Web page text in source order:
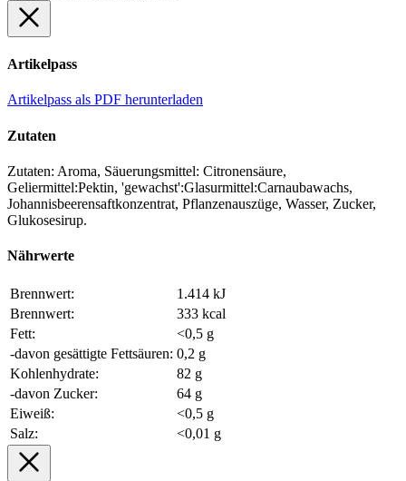
Artikelpass
Artikelpass als PDF herunterladen
Zutaten
Zutaten: Aroma, Säuerungsmittel: Citronensäure,
Geliermittel:Pektin, 'gewachst':Glasurmittel:Carnaubawachs,
Johannisbeerensaftkonzentrat, Pflanzenauszüge, Wasser, Zucker,
Glukosesirup.
Nährwerte
Brennwert:
1.414 kJ
Brennwert:
333 kcal
Fett:
<0,5 g
-davon gesättigte Fettsäuren: 0,2 g
Kohlenhydrate:
82 g
-davon Zucker:
64 g
Eiweiß:
<0,5 g
Salz:
<0,01 g